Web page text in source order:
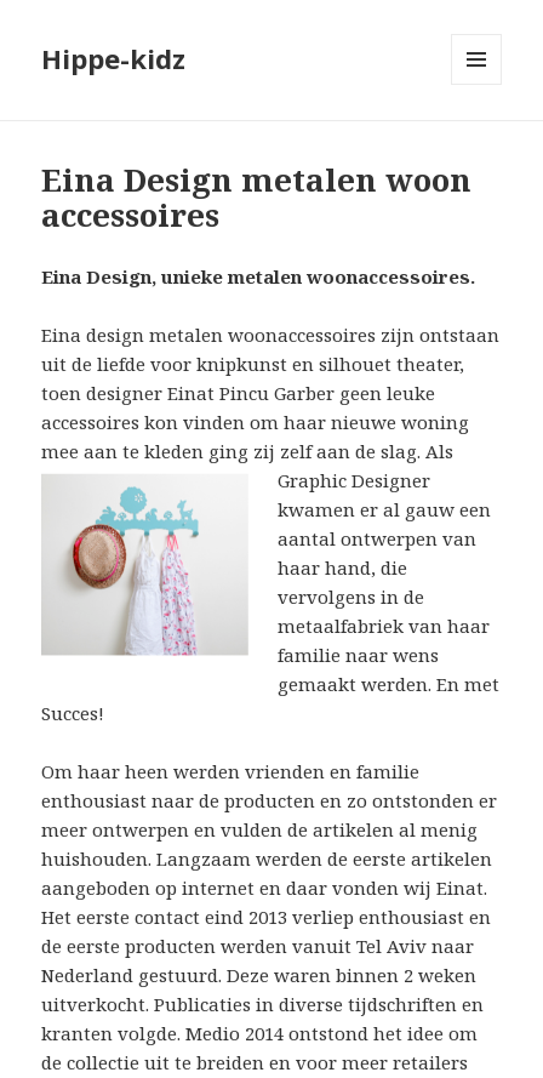
Hippe-kidz
Eina Design metalen woon
accessoires
Eina Design, unieke metalen woonaccessoires.
Eina design metalen woonaccessoires zijn ontstaan
uit de liefde voor knipkunst en silhouet theater,
toen designer Einat Pincu Garber geen leuke
accessoires kon vinden om haar nieuwe woning
mee aan te kleden ging zij zelf aande slag. Als
Graphic Designer
kwamen er al gauw een
aantal ontwerpen van
haar hand, die
vervolgens in de
metaalfabriek van haar
familie naar wens
gemaakt werden. En met
Succes!
Om haar heen werden vrienden en familie
enthousiast naar de producten en zo ontstonden er
meer ontwerpen en vulden de artikelen al menig
huishouden. Langzaam werden de eerste artikelen
aangeboden op internet en daar vonden wij Einat.
Het eerste contact eind 2013 verliep enthousiast en
de eerste producten werden vanuit Tel Aviv naar
Nederland gestuurd. Deze waren binnen 2 weken
uitverkocht. Publicaties in diverse tijdschriften en
kranten volgde. Medio 2014 ontstond het idee om
de collectie uit te breiden en voor meer retailers